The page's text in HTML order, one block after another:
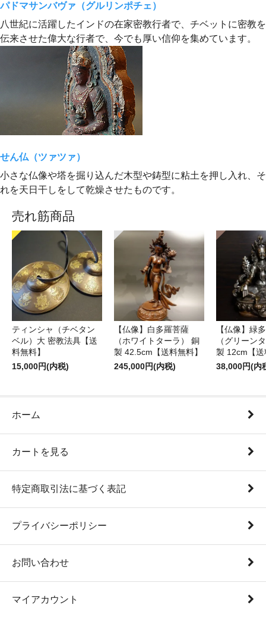
パドマサンバヴァ（グルリンポチェ）
八世紀に活躍したインドの在家密教行者で、チベットに密教を
伝来させた偉大な行者で、今でも厚い信仰を集めています。
せん仏（ツァツァ）
小さな仏像や塔を掘り込んだ木型や鋳型に粘土を押し入れ、そ
れを天日干しをして乾燥させたものです。
売れ筋商品
ティンシャ（チベタン
ベル）大 密教法具【送
料無料】
15,000円(内税)
【仏像】白多羅菩薩
（ホワイトターラ） 銅
製 42.5cm【送料無料】
245,000円(内税)
【仏像】緑
（グリーン
製 12cm【
38,000円(内
ホーム
カートを見る
特定商取引法に基づく表記
プライバシーポリシー
お問い合わせ
マイアカウント